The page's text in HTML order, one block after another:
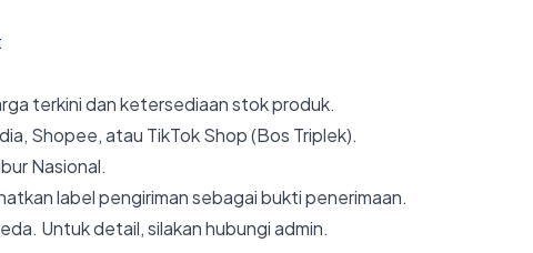
terkini dan ketersediaan stok produk.
Shopee, atau TikTok Shop (Bos Triplek).
Nasional.
label pengiriman sebagai bukti penerimaan.
Untuk detail, silakan hubungi admin.